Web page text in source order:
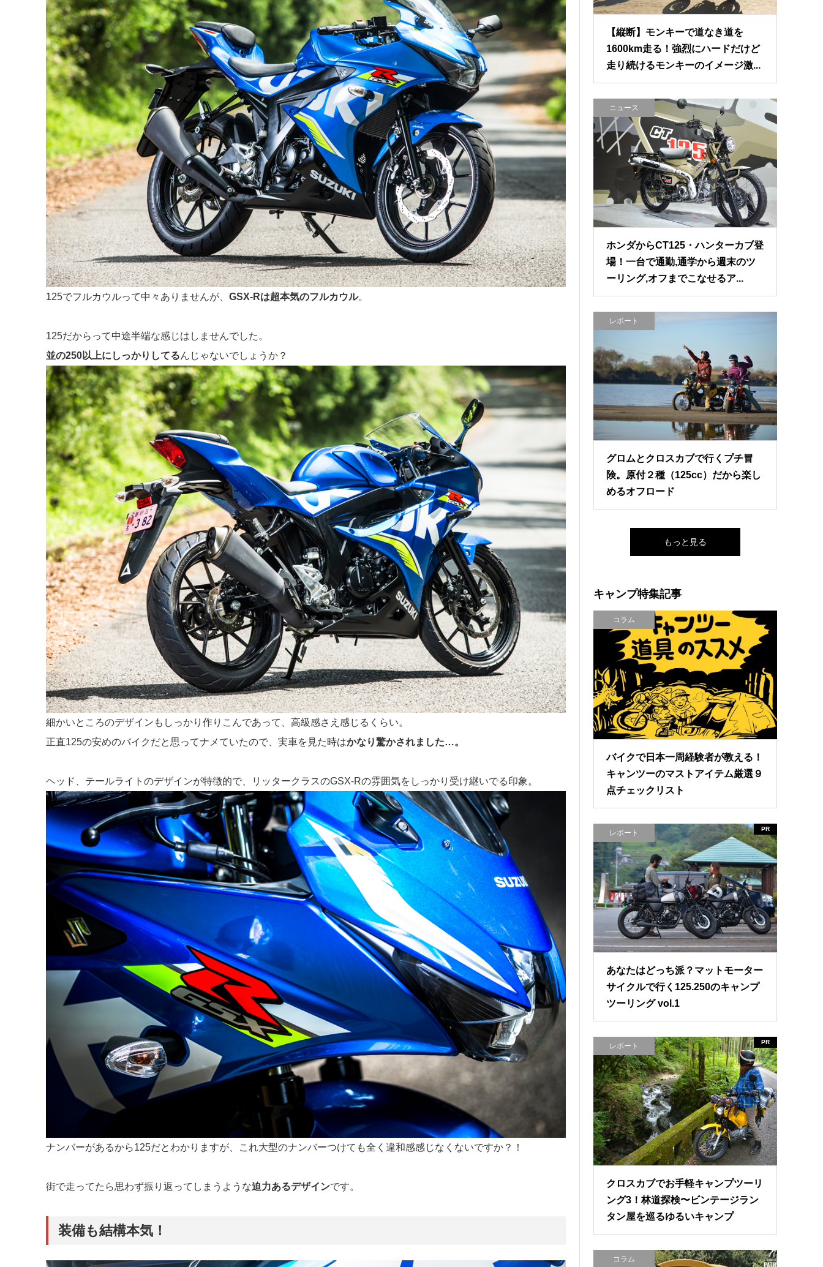
125でフルカウルって中々ありませんが、 GSX-Rは超本気のフルカウル。
125だからって中途半端な感じはしませんでした。
並の250以上にしっかりしてるんじゃないでしょうか？
細かいところのデザインもしっかり作りこんであって、高級感さえ感じるくらい。
正直125の安めのバイクだと思ってナメていたので、実車を見た時はかなり驚かされました…。
ヘッド、テールライトのデザインが特徴的で、リッタークラスのGSX-Rの雰囲気をしっかり受け継いでる印象。
ナンバーがあるから125だとわかりますが、これ大型のナンバーつけても全く違和感感じなくないですか？！
街で走ってたら思わず振り返ってしまうような迫力あるデザインです。
装備も結構本気！
【縦断】モンキーで道なき道を
1600km走る！強烈にハードだけど
走り続けるモンキーのイメージ激...
ニュース
ホンダからCT125・ハンターカブ登
場！一台で通勤,通学から週末のツ
ーリング,オフまでこなせるア...
レポート
グロムとクロスカブで行くプチ冒
険。原付２種（125cc）だから楽し
めるオフロード
もっと見る
キャンプ特集記事
コラム
バイクで日本一周経験者が教える！
キャンツーのマストアイテム厳選９
点チェックリスト
レポート PR
あなたはどっち派？マットモーター
サイクルで行く125.250のキャンプ
ツーリング vol.1
レポート PR
クロスカブでお手軽キャンプツーリ
ング3！林道探検〜ビンテージラン
タン屋を巡るゆるいキャンプ
コラム